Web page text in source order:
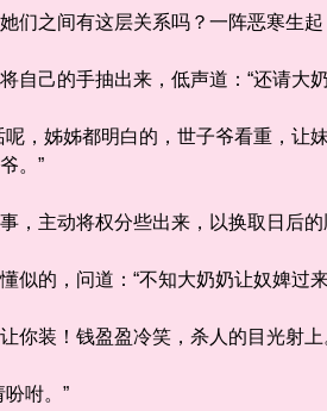
之间有这层关系吗？一阵恶寒生起
己的手抽出来，低声道：“还请大
姊姊都明白的，世子爷看重，让
。”
主动将权分些出来，以换取日后的
的，问道：“不知大奶奶让奴婢过
装！钱盈盈冷笑，杀人的目光射上
咐。”